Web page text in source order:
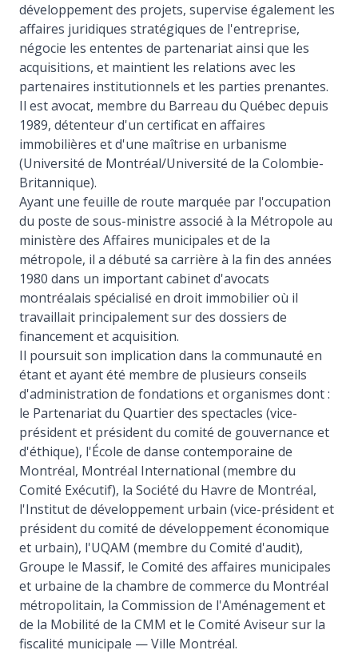
développement des projets, supervise également les
affaires juridiques stratégiques de l'entreprise,
négocie les ententes de partenariat ainsi que les
acquisitions, et maintient les relations avec les
partenaires institutionnels et les parties prenantes.
Il est avocat, membre du Barreau du Québec depuis
1989, détenteur d'un certificat en affaires
immobilières et d'une maîtrise en urbanisme
(Université de Montréal/Université de la Colombie-
Britannique).
Ayant une feuille de route marquée par l'occupation
du poste de sous-ministre associé à la Métropole au
ministère des Affaires municipales et de la
métropole, il a débuté sa carrière à la fin des années
1980 dans un important cabinet d'avocats
montréalais spécialisé en droit immobilier où il
travaillait principalement sur des dossiers de
financement et acquisition.
Il poursuit son implication dans la communauté en
étant et ayant été membre de plusieurs conseils
d'administration de fondations et organismes dont :
le Partenariat du Quartier des spectacles (vice-
président et président du comité de gouvernance et
d'éthique), l'École de danse contemporaine de
Montréal, Montréal International (membre du
Comité Exécutif), la Société du Havre de Montréal,
l'Institut de développement urbain (vice-président et
président du comité de développement économique
et urbain), l'UQAM (membre du Comité d'audit),
Groupe le Massif, le Comité des affaires municipales
et urbaine de la chambre de commerce du Montréal
métropolitain, la Commission de l'Aménagement et
de la Mobilité de la CMM et le Comité Aviseur sur la
fiscalité municipale — Ville Montréal.